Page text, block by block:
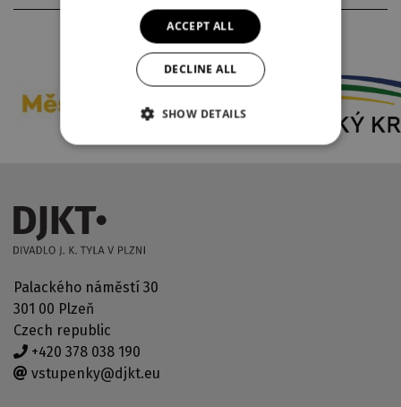
PARTNERS
Palackého náměstí 30
301 00 Plzeň
Czech republic
+420 378 038 190
vstupenky@djkt.eu
ACCEPT ALL
DECLINE ALL
SHOW DETAILS